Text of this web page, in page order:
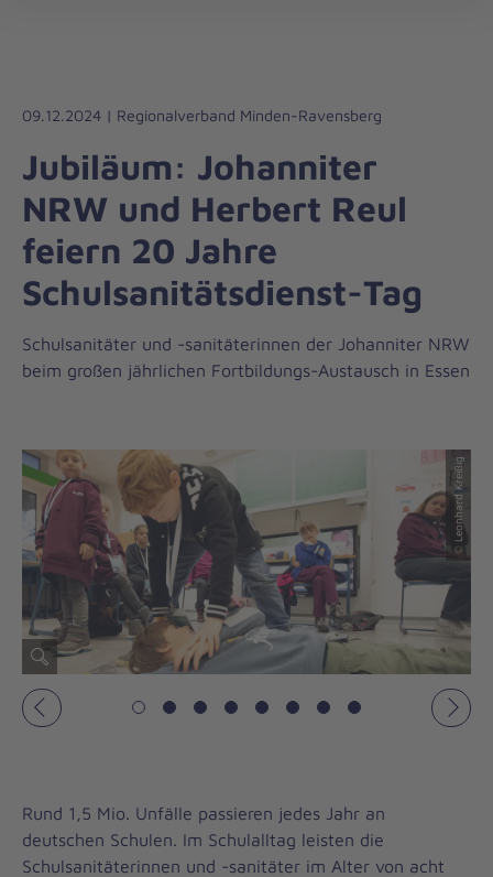
Liebe
Leben
09.12.2024 | Regionalverband Minden-Ravensberg
Jubiläum: Johanniter
NRW und Herbert Reul
feiern 20 Jahre
Schulsanitätsdienst-Tag
Schulsanitäter und -sanitäterinnen der Johanniter NRW
beim großen jährlichen Fortbildungs-Austausch in Essen
© Leonhard Kreißig
Vorheriges
Rund 1,5 Mio. Unfälle passieren jedes Jahr an
deutschen Schulen. Im Schulalltag leisten die
Schulsanitäterinnen und -sanitäter im Alter von acht